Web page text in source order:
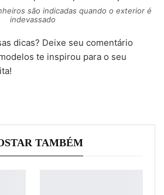
são indicadas quando o exterior é
indevassado
dicas? Deixe seu comentário
te inspirou para o seu
TAMBÉM